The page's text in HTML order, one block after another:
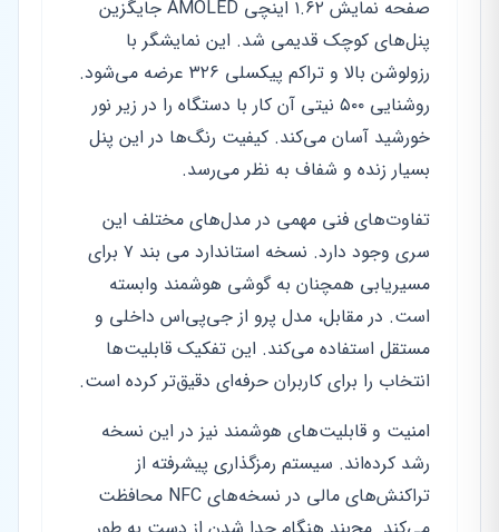
صفحه نمایش ۱.۶۲ اینچی AMOLED جایگزین
پنل‌های کوچک قدیمی شد. این نمایشگر با
رزولوشن بالا و تراکم پیکسلی ۳۲۶ عرضه می‌شود.
روشنایی ۵۰۰ نیتی آن کار با دستگاه را در زیر نور
خورشید آسان می‌کند. کیفیت رنگ‌ها در این پنل
بسیار زنده و شفاف به نظر می‌رسد.
تفاوت‌های فنی مهمی در مدل‌های مختلف این
سری وجود دارد. نسخه استاندارد می بند ۷ برای
مسیریابی همچنان به گوشی هوشمند وابسته
است. در مقابل، مدل پرو از جی‌پی‌اس داخلی و
مستقل استفاده می‌کند. این تفکیک قابلیت‌ها
انتخاب را برای کاربران حرفه‌ای دقیق‌تر کرده است.
امنیت و قابلیت‌های هوشمند نیز در این نسخه
رشد کرده‌اند. سیستم رمزگذاری پیشرفته از
تراکنش‌های مالی در نسخه‌های NFC محافظت